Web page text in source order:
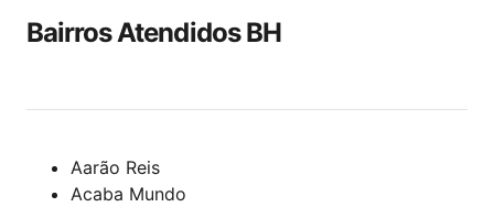
Bairros Atendidos BH
Aarão Reis
Acaba Mundo